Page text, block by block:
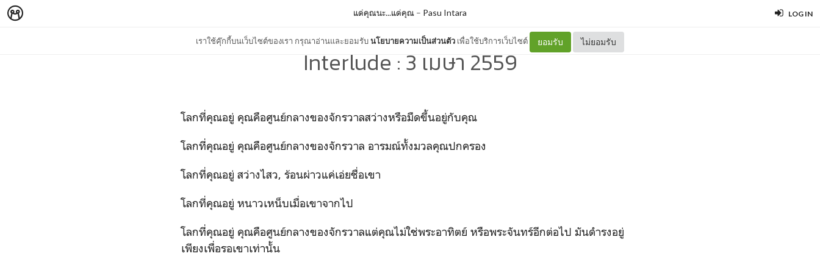
LOG IN
เราใช้คุ๊กกี้บนเว็บไซต์ของเรา กรุณาอ่านและยอมรับนโยบายความเป็นส่วนตัว เพื่อใช้บริการเว็บไซต์ ยอมรับ ไม่ยอมรับ
แด่คุณนะ...แด่คุณ – Pasu Intara
Interlude : 3 เมษา 2559
โลกที่คุณอยู่ คุณคือศูนย์กลางของจักรวาลสว่างหรือมืดขึ้นอยู่กับคุณ
โลกที่คุณอยู่ คุณคือศูนย์กลางของจักรวาล อารมณ์ทั้งมวลคุณปกครอง
โลกที่คุณอยู่ สว่างไสว, ร้อนผ่าวแค่เอ่ยชื่อเขา
โลกที่คุณอยู่ หนาวเหน็บเมื่อเขาจากไป
โลกที่คุณอยู่ คุณคือศูนย์กลางของจักรวาลแต่คุณไม่ใช่พระอาทิตย์ หรือพระจันทร์อีกต่อไป มันดำรงอยู่
เพียงเพื่อรอเขาเท่านั้น